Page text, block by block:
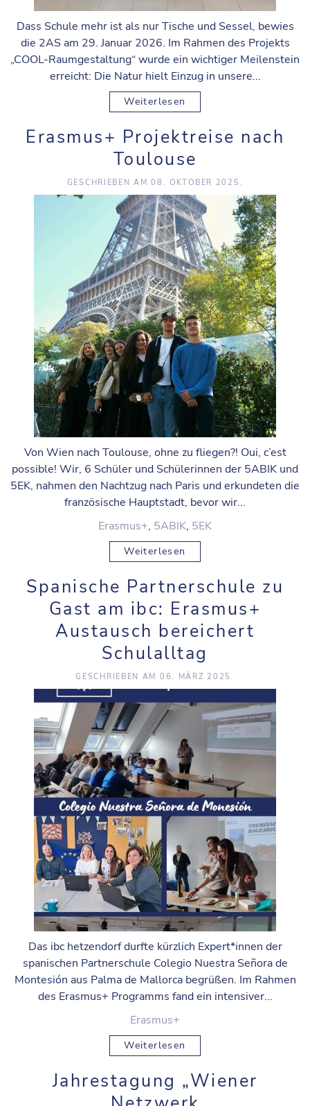
Dass Schule mehr ist als nur Tische und Sessel, bewies
die 2AS am 29. Januar 2026. Im Rahmen des Projekts
„COOL-Raumgestaltung“ wurde ein wichtiger Meilenstein
erreicht: Die Natur hielt Einzug in unsere...
Weiterlesen
Erasmus+ Projektreise nach
Toulouse
GESCHRIEBEN AM08. OKTOBER 2025 .
Von Wien nach Toulouse, ohne zu fliegen?! Oui, c’est
possible! Wir, 6 Schüler und Schülerinnen der 5ABIK und
5EK, nahmen den Nachtzug nach Paris und erkundeten die
französische Hauptstadt, bevor wir...
Erasmus+, 5ABIK, 5EK
Weiterlesen
Spanische Partnerschule zu
Gast am ibc: Erasmus+
Austausch bereichert
Schulalltag
GESCHRIEBEN AM 06. MÄRZ 2025 .
Das ibc hetzendorf durfte kürzlich Expert*innen der
spanischen Partnerschule Colegio Nuestra Señora de
Montesión aus Palma de Mallorca begrüßen. Im Rahmen
des Erasmus+ Programms fand ein intensiver...
Erasmus+
Weiterlesen
Jahrestagung „Wiener